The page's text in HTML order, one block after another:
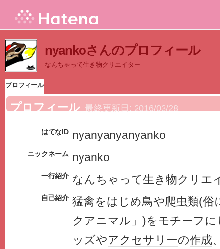
nyankoさんのプロフィール
なんちゃって生き物クリエイター
プロフィール
プロフィール 最終更新日: 2016/03/28
はてなID nyanyanyanyanko
ニックネーム nyanko
一行紹介 なんちゃって生き物クリエ
自己紹介 猛禽をはじめ鳥や爬虫類(俗
クアニマル 」)をモチーフ に
ッズやアクセサリーの作成